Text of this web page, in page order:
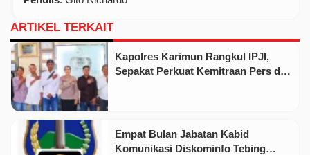
ARTIKEL TERKAIT
Kapolres Karimun Rangkul IPJI,
Sepakat Perkuat Kemitraan Pers dan
Empat Bulan Jabatan Kabid
Komunikasi Diskominfo Tebing